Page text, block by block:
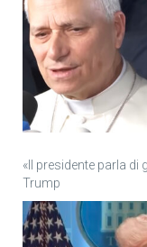
«Il presidente parla
Trump